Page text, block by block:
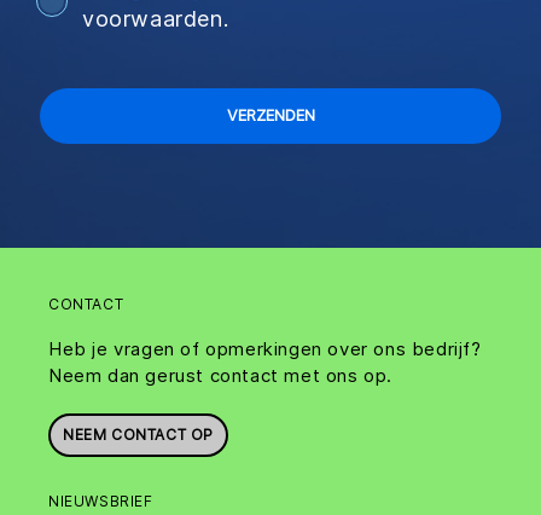
voorwaarden.
CONTACT
Heb je vragen of opmerkingen over ons bedrijf?
Neem dan gerust contact met ons op.
NEEM CONTACT OP
NIEUWSBRIEF